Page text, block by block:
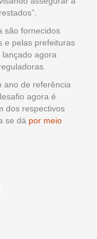
são fornecidos
e pelas prefeituras
lançado agora
ano de referência
agora é
dos respectivos
se dá por meio